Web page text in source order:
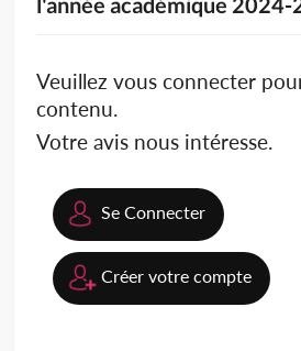
Veuillez vous connecter
contenu.
Votre avis nous intéresse.
Se Connecter
Créer votre compte